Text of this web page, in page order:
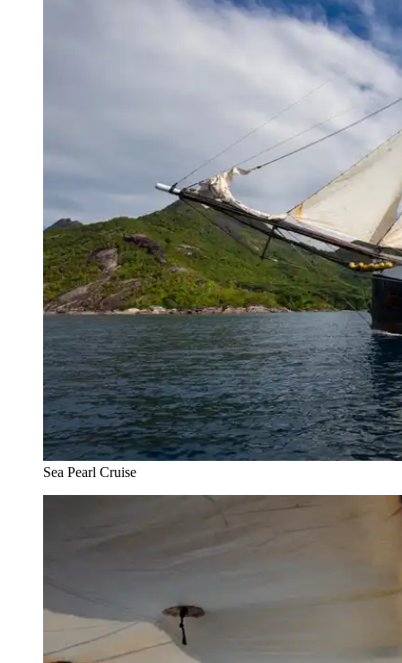
Sea Pearl Cruise